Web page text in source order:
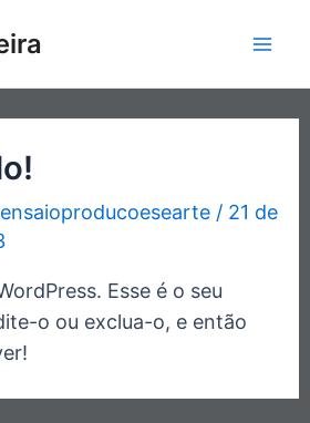
ensaioproducoesearte / 21 de
Esse é o seu
o ou exclua-o, e então